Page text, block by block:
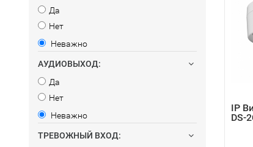
Да
Нет
Неважно
АУДИОВЫХОД:
Да
Нет
Неважно
ТРЕВОЖНЫЙ ВХОД:
IP
DS-